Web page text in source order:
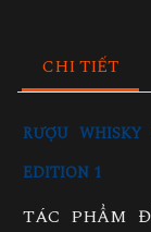
CHI TIẾT
RƯỢU
EDITION 1
TÁC PHẨM